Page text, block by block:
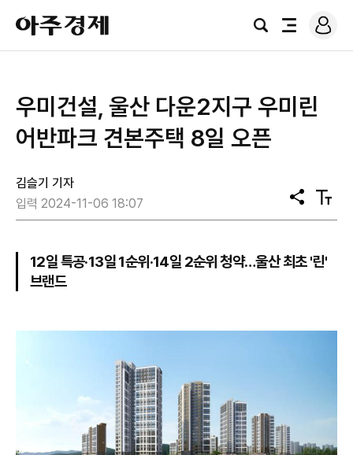
아
주
경
검
전
로
그
우미건설, 울산 다운2지구 우미린
어반파크 견본주택 8일 오픈
김슬기 기자
입력 2024-11-06 18:07
공
유
텍
스
기
12일 특공·13일 1순위·14일 2순위 청약…울산 최초 '린'
브랜드